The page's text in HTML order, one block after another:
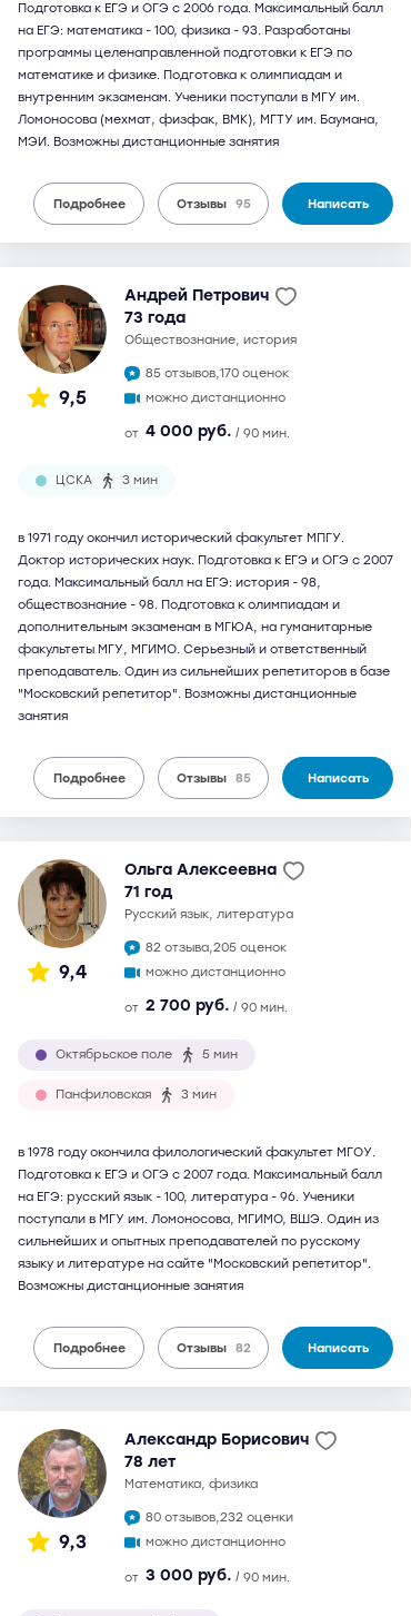
Подготовка к ЕГЭ и ОГЭ с 2006 года. Максимальный балл
на ЕГЭ: математика - 100, физика - 93. Разработаны
программы целенаправленной подготовки к ЕГЭ по
математике и физике. Подготовка к олимпиадам и
внутренним экзаменам. Ученики поступали в МГУ им.
Ломоносова (мехмат, физфак, ВМК), МГТУ им. Баумана,
МЭИ. Возможны дистанционные занятия
Подробнее Отзывы 95 Написать
9,5
Андрей Петрович
73 года
обществознание, история
85 отзывов,170 оценок
можно дистанционно
от 4 000 руб. / 90 мин.
ЦСКА 3 мин
в 1971 году окончил исторический факультет МПГУ.
Доктор исторических наук. Подготовка к ЕГЭ и ОГЭ с 2007
года. Максимальный балл на ЕГЭ: история - 98,
обществознание - 98. Подготовка к олимпиадам и
дополнительным экзаменам в МГЮА, на гуманитарные
факультеты МГУ, МГИМО. Серьезный и ответственный
преподаватель. Один из сильнейших репетиторов в базе
"Московский репетитор". Возможны дистанционные
занятия
Подробнее Отзывы 85 Написать
9,4
Ольга Алексеевна
71 год
русский язык, литература
82 отзыва,205 оценок
можно дистанционно
от 2 700 руб. / 90 мин.
Октябрьское поле 5 мин
Панфиловская 3 мин
в 1978 году окончила филологический факультет МГОУ.
Подготовка к ЕГЭ и ОГЭ с 2007 года. Максимальный балл
на ЕГЭ: русский язык - 100, литература - 96. Ученики
поступали в МГУ им. Ломоносова, МГИМО, ВШЭ. Один из
сильнейших и опытных преподавателей по русскому
языку и литературе на сайте "Московский репетитор".
Возможны дистанционные занятия
Подробнее Отзывы 82 Написать
9,3
Александр Борисович
78 лет
математика, физика
80 отзывов,232 оценки
можно дистанционно
от 3 000 руб. / 90 мин.